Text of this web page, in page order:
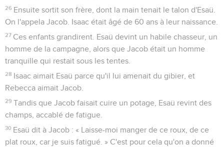
26 Ensuite sortit son frère, dont la main tenait le talon d'Esaü.
On l'appela Jacob. Isaac était âgé de 60 ans à leur naissance.
27 Ces enfants grandirent. Esaü devint un habile chasseur, un
homme de la campagne, alors que Jacob était un homme
tranquille qui restait sous les tentes.
28
Isaac aimait Esaü parce qu'il lui amenait du gibier, et
Rebecca aimait Jacob.
29 Tandis que Jacob faisait cuire un potage, Esaü revint des
champs, accablé de fatigue.
30 Esaü dit à Jacob : « Laisse-moi manger de ce roux, de ce
plat roux, car je suis fatigué. » C'est pour cela qu'on a donné